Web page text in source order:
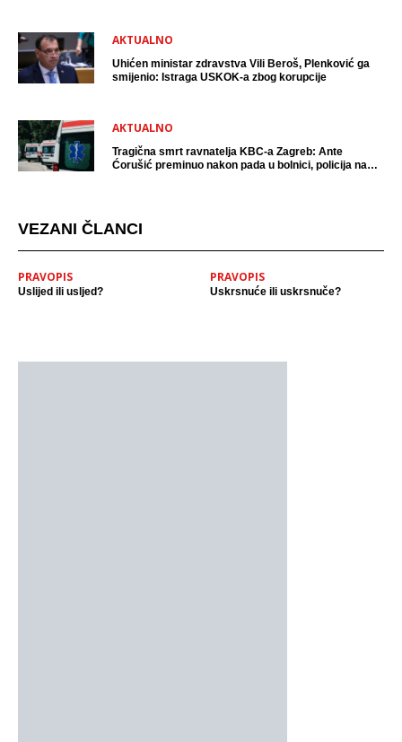
AKTUALNO
Uhićen ministar zdravstva Vili Beroš, Plenković ga
smijenio: Istraga USKOK-a zbog korupcije
AKTUALNO
Tragična smrt ravnatelja KBC-a Zagreb: Ante
Ćorušić preminuo nakon pada u bolnici, policija na
VEZANI ČLANCI
PRAVOPIS
Uslijed ili usljed?
PRAVOPIS
Uskrsnuće ili uskrsnuče?